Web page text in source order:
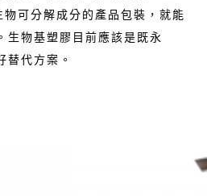
可分解成分的產品包裝，就能
生物基塑膠目前應該是既永
替代方案。